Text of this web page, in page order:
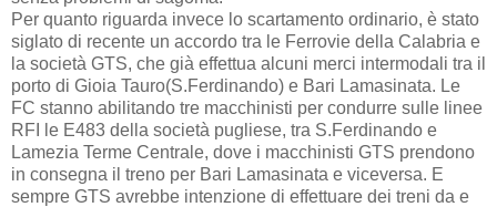
Per quanto riguarda invece lo scartamento ordinario, è stato
siglato di recente un accordo tra le Ferrovie della Calabria e
la società GTS, che già effettua alcuni merci intermodali tra il
porto di Gioia Tauro(S.Ferdinando) e Bari Lamasinata. Le
FC stanno abilitando tre macchinisti per condurre sulle linee
RFI le E483 della società pugliese, tra S.Ferdinando e
Lamezia Terme Centrale, dove i macchinisti GTS prendono
in consegna il treno per Bari Lamasinata e viceversa. E
sempre GTS avrebbe intenzione di effettuare dei treni da e